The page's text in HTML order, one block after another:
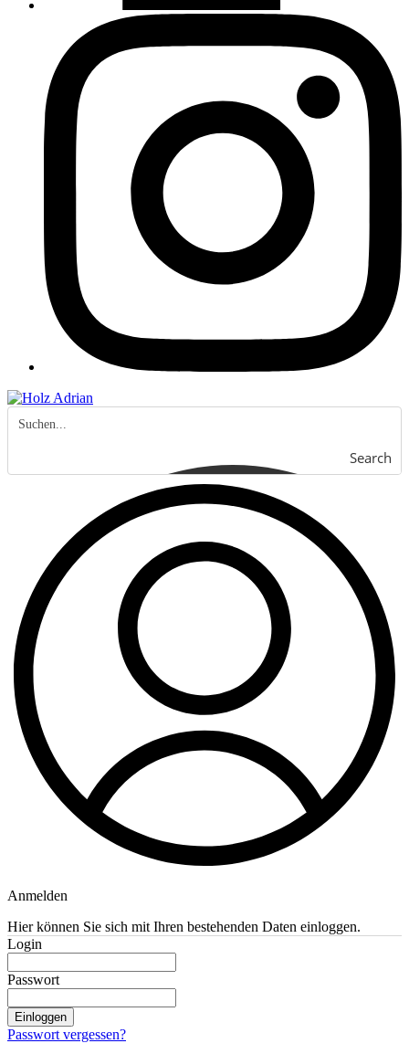
Search
Anmelden
Hier können Sie sich mit Ihren bestehenden Daten einloggen.
Login
Passwort
Einloggen
Passwort vergessen?